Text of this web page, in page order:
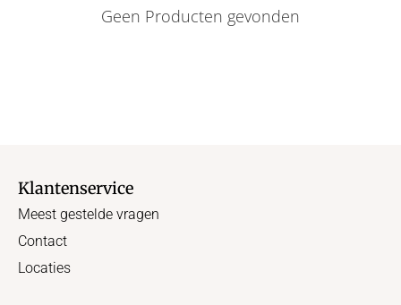
Geen Producten gevonden
Klantenservice
Meest gestelde vragen
Contact
Locaties